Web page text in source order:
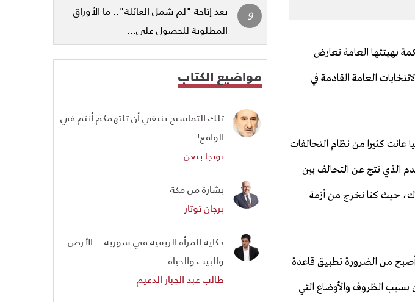
بهيئتها العامة تعارض
العامة القادمة في
عانت كثيرا من نظام التحالفات
الذي نتج عن التحالف بين
حيث كنا نخرج من أزمة
أصبح من الضرورة تطبيق قاعدة
بسبب الظروف والأوضاع التي
بعد إتاحة "لم شمل العائلة".. ما الأوراق
المطلوبة للحصول على...
مواضيع الكتاب
تلك التماسيح ينبغي أن تلتهمكم أنتم في
الواقع!...
تونجا بنغن
بشارة من مكة
برجان توتار
حكاية المرأة الريفية في سورية... الأرض
والبيت والحياة
طالب عبد الجبار الدغيم